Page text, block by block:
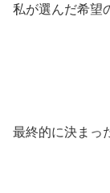
私が選んだ希望
最終的に決まっ